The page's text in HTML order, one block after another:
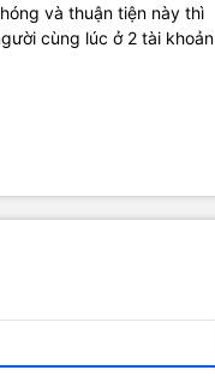
và thuận tiện này thì
cùng lúc ở 2 tài khoản